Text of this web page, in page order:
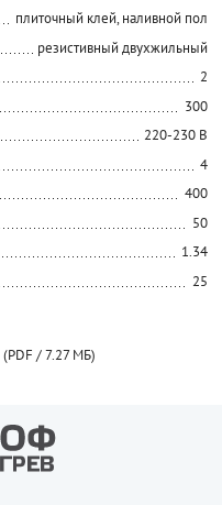
плиточный клей, наливной пол
резистивный двухжильный
2
300
220-230 В
4
400
50
1.34
25
(PDF / 7.27 МБ)